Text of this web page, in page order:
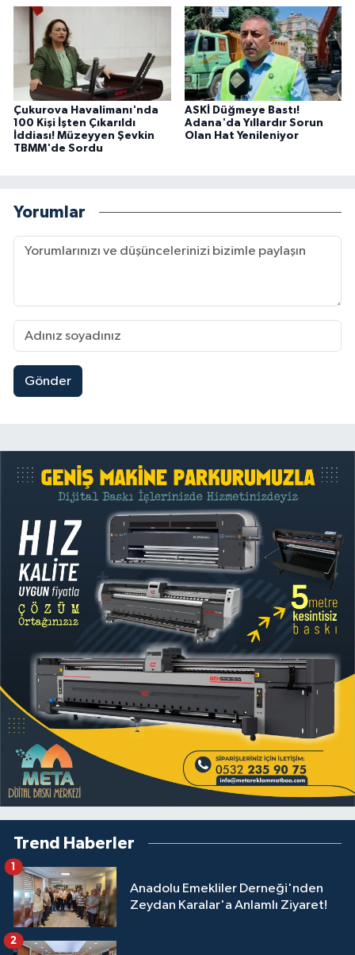
Çukurova Havalimanı'nda
100 Kişi İşten Çıkarıldı
İddiası! Müzeyyen Şevkin
TBMM'de Sordu
ASKİ Düğmeye Bastı!
Adana'da Yıllardır Sorun
Olan Hat Yenileniyor
Yorumlar
Gönder
Trend Haberler
Anadolu Emekliler Derneği'nden
Zeydan Karalar'a Anlamlı Ziyaret!
1
2